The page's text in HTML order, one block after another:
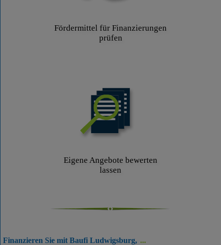
Fördermittel für Finanzierungen
prüfen
Eigene Angebote bewerten
lassen
Finanzieren Sie mit Baufi Ludwigsburg,